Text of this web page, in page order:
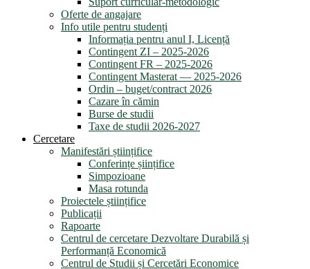
Oferte de angajare
Info utile pentru studenți
Informația pentru anul I, Licență
Contingent ZI – 2025-2026
Contingent FR – 2025-2026
Contingent Masterat — 2025-2026
Ordin – buget/contract 2026
Cazare în cămin
Burse de studii
Taxe de studii 2026-2027
Cercetare
Manifestări științifice
Conferințe șiințifice
Simpozioane
Masa rotunda
Proiectele științifice
Publicații
Rapoarte
Centrul de cercetare Dezvoltare Durabilă și
Performanță Economică
Centrul de Studii și Cercetări Economice